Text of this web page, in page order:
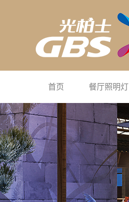
首页 餐厅照明灯